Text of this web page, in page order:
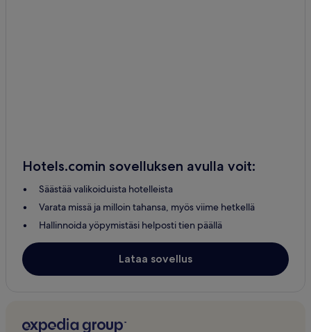
Hotellit – Juokslahti
Hotellit – Kuusa
Hotellit – Multia
Hotellit – Koskenpää
Hotellit – Längelmäki
Hotellit – Kinkomaa
Hotellit – Karstula
Hotels.comin sovelluksen avulla voit:
Säästää valikoiduista hotelleista
Varata missä ja milloin tahansa, myös viime hetkellä
Hallinnoida yöpymistäsi helposti tien päällä
Lataa sovellus